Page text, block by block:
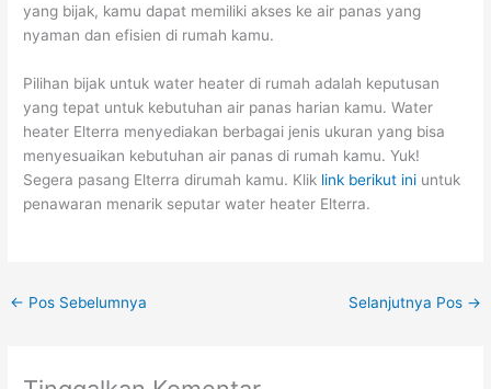
yang bijak, kamu dapat memiliki akses ke air panas yang
nyaman dan efisien di rumah kamu.
Pilihan bijak untuk water heater di rumah adalah keputusan
yang tepat untuk kebutuhan air panas harian kamu. Water
heater Elterra menyediakan berbagai jenis ukuran yang bisa
menyesuaikan kebutuhan air panas di rumah kamu. Yuk!
Segera pasang Elterra dirumah kamu. Klik link berikut ini untuk
penawaran menarik seputar water heater Elterra.
← Pos Sebelumnya Selanjutnya Pos →